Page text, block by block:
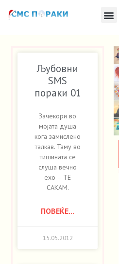
Љубовни
SMS
пораки 01
Зачекори во
мојата душа
кога замислено
талкав. Таму во
тишината се
слуша вечно
ехо – ТЕ
САКАМ.
ПОВЕЌЕ...
15.05.2012